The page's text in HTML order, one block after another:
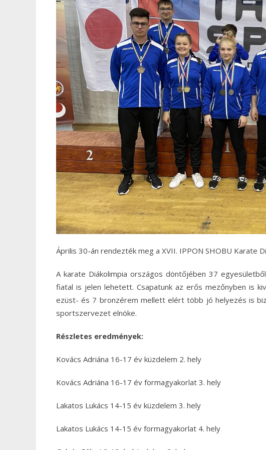
Április 30-án rendezték meg a XVII. IPPON SHOBU Karate
A karate Diákolimpia országos döntőjében 37
fiatal is jelen lehetett. Csapatunk az erős mezőnyben is
ezüst- és 7 bronzérem mellett elért több jó helyezés is
sportszervezet elnöke.
Részletes eredmények:
Kovács Adriána 16-17 év küzdelem 2. hely
Kovács Adriána 16-17 év formagyakorlat 3. hely
Lakatos Lukács 14-15 év küzdelem 3. hely
Lakatos Lukács 14-15 év formagyakorlat 4. hely